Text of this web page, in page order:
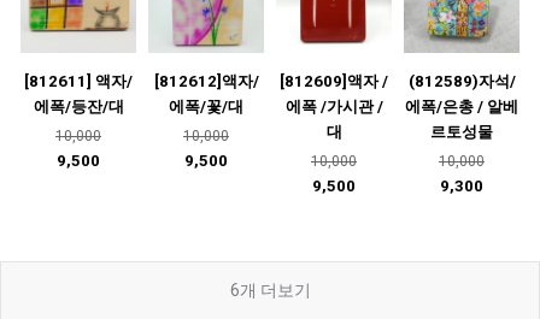
[812611] 액자/
에폭/등잔/대
10,000
9,500
[812612]액자/
에폭/꽃/대
10,000
9,500
[812609]액자 /
에폭 /가시관 /
대
10,000
9,500
(812589)자석/
에폭/은총 / 알베
르토성물
10,000
9,300
6개 더보기